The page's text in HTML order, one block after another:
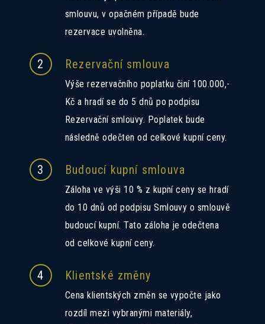
smlouvu, v opačném případě bude
rezervace uvolněna.
2 Rezervační smlouva
Výše rezervačního poplatku činí 100.000,-
Kč a hradí se do 5 dnů po podpisu
Rezervační smlouvy. Poplatek bude
následně odečten od celkové kupní ceny.
3 Budoucí kupní smlouva
Záloha ve výši 10 % z kupní ceny se hradí
do 10 dnů od podpisu Smlouvy o smlouvě
budoucí kupní. Tato záloha je odečtena
od celkové kupní ceny.
4 Klientské změny
Cena klientských změn se vypočte jako
rozdíl mezi vybranými materiály,